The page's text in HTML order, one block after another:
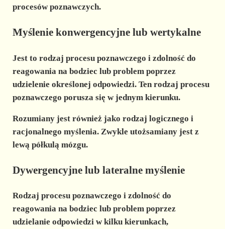
procesów poznawczych.
Myślenie konwergencyjne lub wertykalne
Jest to rodzaj procesu poznawczego i zdolność do
reagowania na bodziec lub problem poprzez
udzielenie określonej odpowiedzi. Ten rodzaj procesu
poznawczego porusza się w jednym kierunku.
Rozumiany jest również jako rodzaj logicznego i
racjonalnego myślenia. Zwykle utożsamiany jest z
lewą półkulą mózgu.
Dywergencyjne lub lateralne myślenie
Rodzaj procesu poznawczego i zdolność do
reagowania na bodziec lub problem poprzez
udzielanie odpowiedzi w kilku kierunkach,